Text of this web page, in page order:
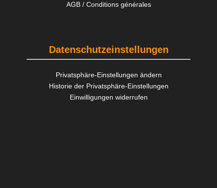
AGB / Conditions générales
Datenschutzeinstellungen
Privatsphäre-Einstellungen ändern
Historie der Privatsphäre-Einstellungen
Einwilligungen widerrufen